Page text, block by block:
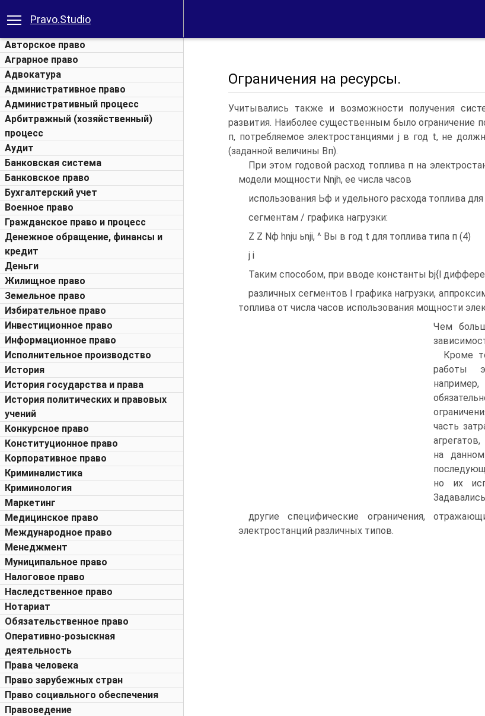
Pravo.Studio
Авторское право
Аграрное право
Адвокатура
Административное право
Административный процесс
Арбитражный (хозяйственный)
процесс
Аудит
Банковская система
Банковское право
Бухгалтерский учет
Военное право
Гражданское право и процесс
Денежное обращение, финансы и
кредит
Деньги
Жилищное право
Земельное право
Избирательное право
Инвестиционное право
Информационное право
Исполнительное производство
История
История государства и права
История политических и правовых
учений
Конкурсное право
Конституционное право
Корпоративное право
Криминалистика
Криминология
Маркетинг
Медицинское право
Международное право
Менеджмент
Муниципальное право
Налоговое право
Наследственное право
Нотариат
Обязательственное право
Оперативно-розыскная
деятельность
Права человека
Право зарубежных стран
Право социального обеспечения
Правоведение
Ограничения на ресурсы.
Учитывались также и возможности получения
развития. Наиболее существенным было ограничение
п, потребляемое электростанциями j в год t, не
(заданной величины Вп).
При этом годовой расход топлива п на
модели мощности Nnjh, ее числа часов
использования Ьф и удельного расхода топлива
сегментам / графика нагрузки:
Z Z Nф hnju ьnji, ^ Вы в год t для топлива типа п (4)
j i
Таким способом, при вводе константы bj{l
различных сегментов I графика нагрузки,
топлива от числа часов использования мощности
Чем
Кроме
работы
часть
на
но их
другие специфические ограничения,
электростанций различных типов.